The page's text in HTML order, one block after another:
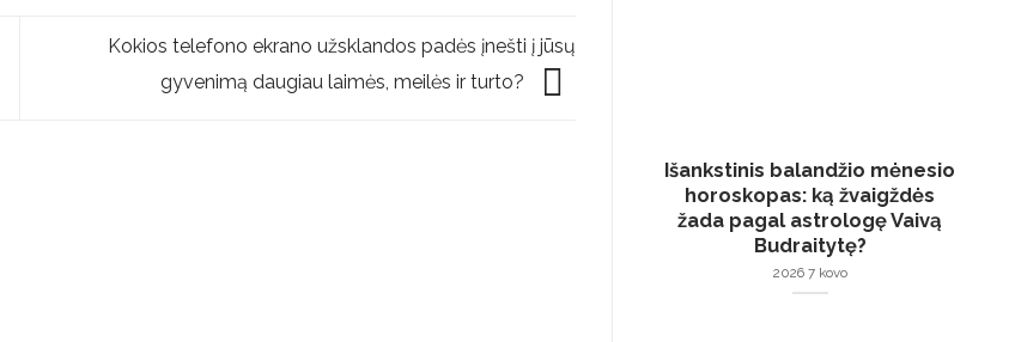
Kokios telefono ekrano užsklandos padės įnešti į jūsų
gyvenimą daugiau laimės, meilės ir turto?
Išankstinis balandžio mėnesio
horoskopas: ką žvaigždės
žada pagal astrologę Vaivą
Budraitytę?
2026 7 kovo